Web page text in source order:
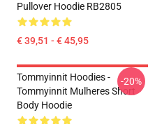
Pullover Hoodie RB2805
€ 39,51 - € 45,95
Tommyinnit Hoodies -
Tommyinnit Mulheres Short
Body Hoodie
-20%